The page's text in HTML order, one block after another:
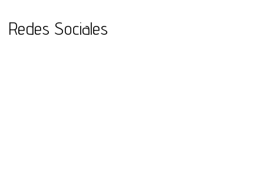
Redes Sociales